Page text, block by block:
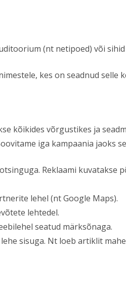
(nt netipoed) või
kes on seadnud selle
kõikides võrgustikes ja
iga kampaania jaoks
Reklaami kuvatakse
lehel (nt Google Maps).
lehtedel.
seatud märksõnaga.
sisuga. Nt loeb artiklit